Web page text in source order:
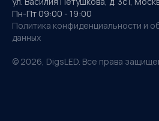
Пн-Пт 09:00 - 19:00
Политика конфиденциальности и
данных
© 2026, DigsLED. Все права